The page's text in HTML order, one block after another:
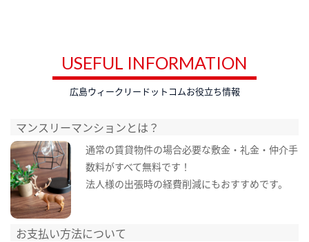
USEFUL INFORMATION
広島ウィークリードットコムお役立ち情報
マンスリーマンションとは？
通常の賃貸物件の場合必要な敷金・礼金・仲介手
数料がすべて無料です！
法人様の出張時の経費削減にもおすすめです。
お支払い方法について